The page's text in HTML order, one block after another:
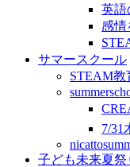
英語
感情
サマースクール
STEAM教
7/31
子ども未来夏祭